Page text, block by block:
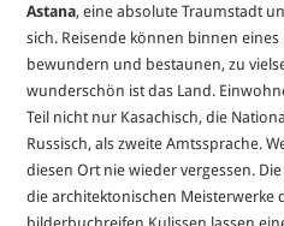
Astana, eine absolute Traumstadt
sich. Reisende können binnen
bewundern und bestaunen, zu
wunderschön ist das Land.
Teil nicht nur Kasachisch, die
Russisch, als zweite Amtssprache.
diesen Ort nie wieder vergessen.
die architektonischen Meisterwerke